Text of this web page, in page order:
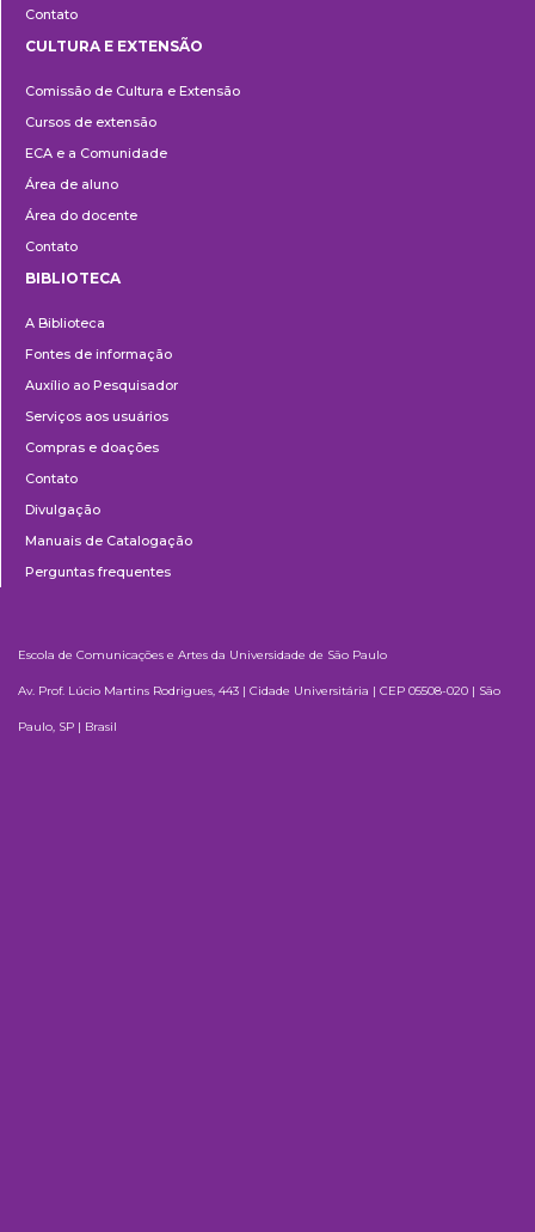
Contato
e
Extensão
CULTURA E EXTENSÃO
Comissão de Cultura e Extensão
Cursos de extensão
ECA e a Comunidade
Área de aluno
Área do docente
Contato
BIBLIOTECA
A Biblioteca
Fontes de informação
Auxílio ao Pesquisador
Serviços aos usuários
Compras e doações
Contato
Divulgação
Manuais de Catalogação
Perguntas frequentes
Escola de Comunicações e Artes da Universidade de São Paulo
Av. Prof. Lúcio Martins Rodrigues, 443 | Cidade Universitária | CEP 05508-020 | São
Paulo, SP | Brasil